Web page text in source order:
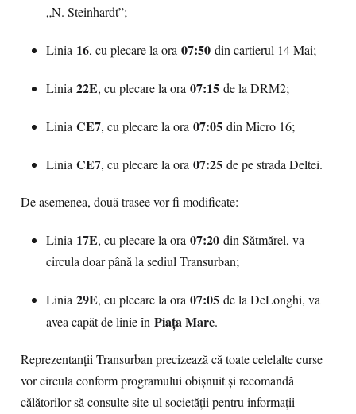
„N. Steinhardt”;
Linia 16, cu plecare la ora 07:50 din cartierul 14 Mai;
Linia 22E, cu plecare la ora 07:15 de la DRM2;
Linia CE7, cu plecare la ora 07:05 din Micro 16;
Linia CE7, cu plecare la ora 07:25 de pe strada Deltei.
De asemenea, două trasee vor fi modificate:
Linia 17E, cu plecare la ora 07:20 din Sătmărel, va
circula doar până la sediul Transurban;
Linia 29E, cu plecare la ora 07:05 de la DeLonghi, va
avea capăt de linie în Piața Mare.
Reprezentanții Transurban precizează că toate celelalte curse
vor circula conform programului obișnuit și recomandă
călătorilor să consulte site-ul societății pentru informații